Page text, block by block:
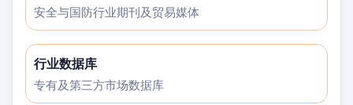
安全与国防行业期刊及贸易媒体
行业数据库
专有及第三方市场数据库